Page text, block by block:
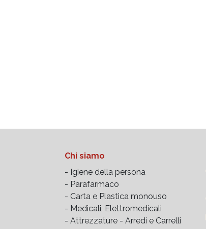
Chi siamo
- Igiene della persona
- Parafarmaco
- Carta e Plastica monouso
- Medicali, Elettromedicali
- Attrezzature - Arredi e Carrelli